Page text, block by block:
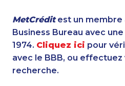
MetCréditest un
Business Bureau avec
1974. Cliquez ici pour
avec le BBB, ou
recherche.